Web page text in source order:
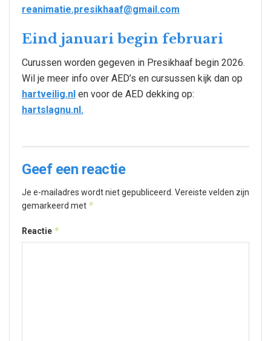
reanimatie.presikhaaf@gmail.com
Eind januari begin februari
Curussen worden gegeven in Presikhaaf begin 2026.
Wil je meer info over AED’s en cursussen kijk dan op
hartveilig.nl en voor de AED dekking op:
hartslagnu.nl.
Geef een reactie
Je e-mailadres wordt niet gepubliceerd. Vereiste velden zijn
gemarkeerd met *
Reactie *